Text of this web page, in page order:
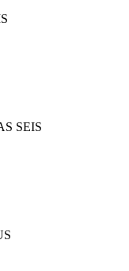
SEIS